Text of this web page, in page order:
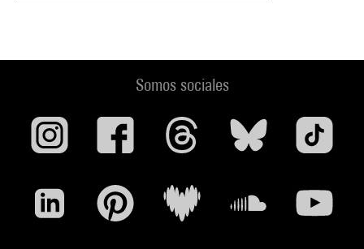
Somos sociales